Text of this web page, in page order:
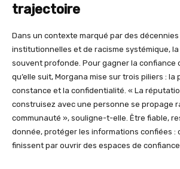
trajectoire
Dans un contexte marqué par des
institutionnelles et de racisme systémique,
souvent profonde. Pour gagner la confiance
qu’elle suit, Morgana mise sur trois piliers : la
constance et la confidentialité. « La
construisez avec une personne se propage
communauté », souligne-t-elle. Être fiable,
donnée, protéger les informations confiées :
finissent par ouvrir des espaces de confiance.